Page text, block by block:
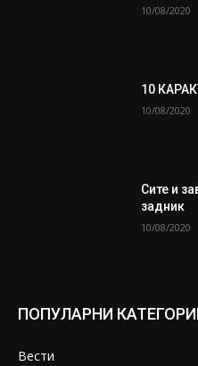
10/08/2020
10
10/08/2020
Сите и
задник
10/08/2020
ПОПУЛАРНИ
Вести